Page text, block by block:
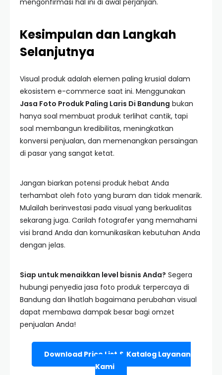
mengonfirmasi hal ini di awal perjanjian.
Kesimpulan dan Langkah
Selanjutnya
Visual produk adalah elemen paling krusial dalam
ekosistem e-commerce saat ini. Menggunakan
Jasa Foto Produk Paling Laris Di Bandung bukan
hanya soal membuat produk terlihat cantik, tapi
soal membangun kredibilitas, meningkatkan
konversi penjualan, dan memenangkan persaingan
di pasar yang sangat ketat.
Jangan biarkan potensi produk hebat Anda
terhambat oleh foto yang buram dan tidak menarik.
Mulailah berinvestasi pada visual yang berkualitas
sekarang juga. Carilah fotografer yang memahami
visi brand Anda dan komunikasikan kebutuhan Anda
dengan jelas.
Siap untuk menaikkan level bisnis Anda? Segera
hubungi penyedia jasa foto produk terpercaya di
Bandung dan lihatlah bagaimana perubahan visual
dapat membawa dampak besar bagi omzet
penjualan Anda!
Download Price List & Katalog Layanan
Kami